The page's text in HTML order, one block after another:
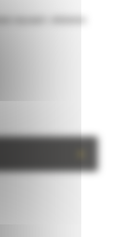
związanych z układaniem